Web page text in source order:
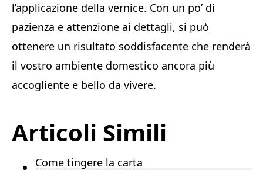
l’applicazione della vernice. Con un po’ di
pazienza e attenzione ai dettagli, si può
ottenere un risultato soddisfacente che renderà
il vostro ambiente domestico ancora più
accogliente e bello da vivere.
Articoli Simili
Come tingere la carta